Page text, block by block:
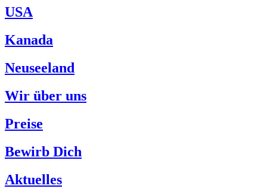
USA
Kanada
Neuseeland
Wir über uns
Preise
Bewirb Dich
Aktuelles